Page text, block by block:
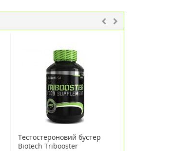
Тестостероновий бустер
Biotech Tribooster